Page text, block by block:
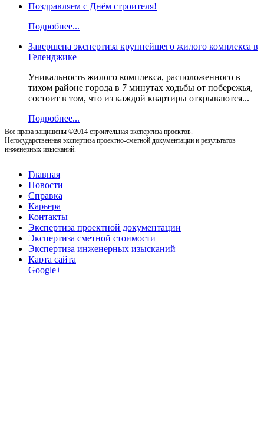
Поздравляем с Днём строителя!
Подробнее...
Завершена экспертиза крупнейшего жилого комплекса в
Геленджике
Уникальность жилого комплекса, расположенного в
тихом районе города в 7 минутах ходьбы от побережья,
состоит в том, что из каждой квартиры открываются...
Подробнее...
Все права защищены ©2014 строительная экспертиза проектов.
Негосударственная экспертиза проектно-сметной документации и результатов
инженерных изысканий.
Главная
Новости
Справка
Карьера
Контакты
Экспертиза проектной документации
Экспертиза сметной стоимости
Экспертиза инженерных изысканий
Карта сайта
Google+